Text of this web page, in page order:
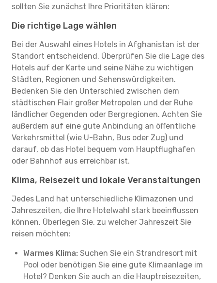
sollten Sie zunächst Ihre Prioritäten klären:
Die richtige Lage wählen
Bei der Auswahl eines Hotels in Afghanistan ist der
Standort entscheidend. Überprüfen Sie die Lage des
Hotels auf der Karte und seine Nähe zu wichtigen
Städten, Regionen und Sehenswürdigkeiten.
Bedenken Sie den Unterschied zwischen dem
städtischen Flair großer Metropolen und der Ruhe
ländlicher Gegenden oder Bergregionen. Achten Sie
außerdem auf eine gute Anbindung an öffentliche
Verkehrsmittel (wie U-Bahn, Bus oder Zug) und
darauf, ob das Hotel bequem vom Hauptflughafen
oder Bahnhof aus erreichbar ist.
Klima, Reisezeit und lokale Veranstaltungen
Jedes Land hat unterschiedliche Klimazonen und
Jahreszeiten, die Ihre Hotelwahl stark beeinflussen
können. Überlegen Sie, zu welcher Jahreszeit Sie
reisen möchten:
Warmes Klima: Suchen Sie ein Strandresort mit
Pool oder benötigen Sie eine gute Klimaanlage im
Hotel? Denken Sie auch an die Hauptreisezeiten,